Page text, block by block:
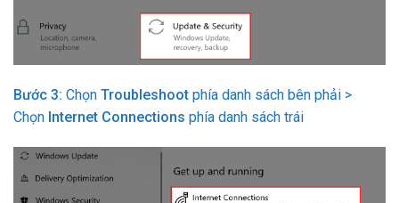
Bước 3: Chọn Troubleshoot phía danh sách bên phải >
Chọn Internet Connections phía danh sách trái